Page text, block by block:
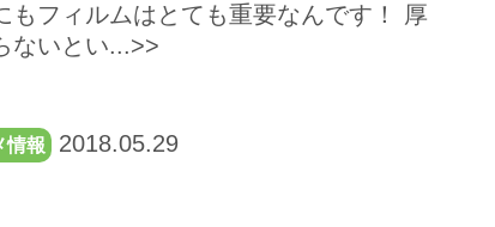
フィルムはとても重要なんです！ 厚
ないとい...>>
情報 2018.05.29